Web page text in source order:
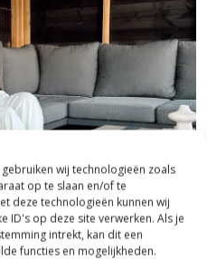
wij technologieën zoals
op te slaan en/of te
deze technologieën kunnen wij
ID's op deze site verwerken. Als je
intrekt, kan dit een
functies en mogelijkheden.